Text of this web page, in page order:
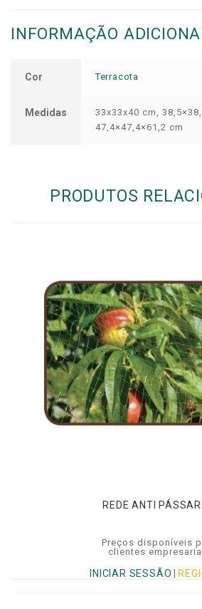
INFORMAÇÃO
Cor Terracota
Medidas
33x33x40 cm,
47,4×47,4×61,2 cm
PRODUTOS
REDE ANTI
Preços disponíveis
clientes
INICIAR SESSÃO